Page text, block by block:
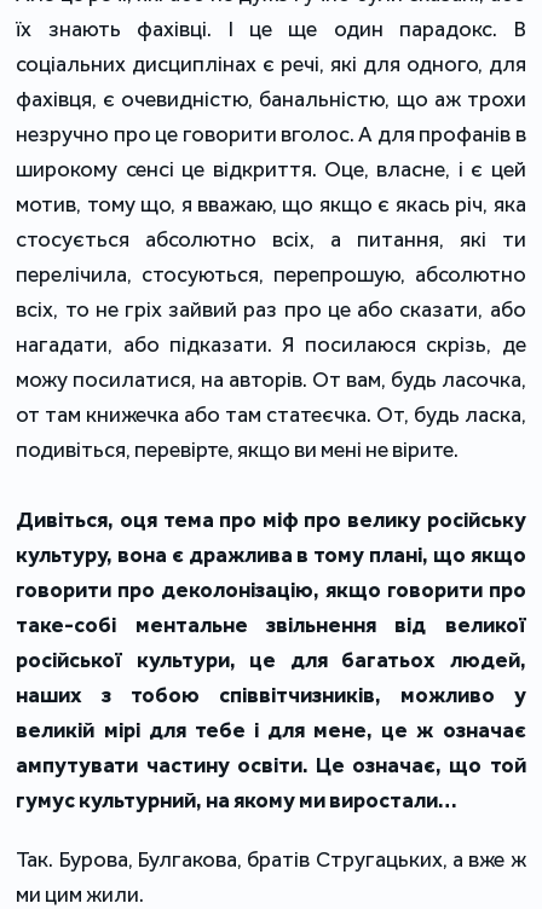
їх знають фахівці. І це ще один парадокс. В
соціальних дисциплінах є речі, які для одного, для
фахівця, є очевидністю, банальністю, що аж трохи
незручно про це говорити вголос. А для профанів в
широкому сенсі це відкриття. Оце, власне, і є цей
мотив, тому що, я вважаю, що якщо є якась річ, яка
стосується абсолютно всіх, а питання, які ти
перелічила, стосуються, перепрошую, абсолютно
всіх, то не гріх зайвий раз про це або сказати, або
нагадати, або підказати. Я посилаюся скрізь, де
можу посилатися, на авторів. От вам, будь ласочка,
от там книжечка або там статеєчка. От, будь ласка,
подивіться, перевірте, якщо ви мені не вірите.
Дивіться, оця тема про міф про велику російську
культуру, вона є дражлива в тому плані, що якщо
говорити про деколонізацію, якщо говорити про
таке-собі ментальне звільнення від великої
російської культури, це для багатьох людей,
наших з тобою співвітчизників, можливо у
великій мірі для тебе і для мене, це ж означає
ампутувати частину освіти. Це означає, що той
гумус культурний, на якому ми виростали…
Так. Бурова, Булгакова, братів Стругацьких, а вже ж
ми цим жили.